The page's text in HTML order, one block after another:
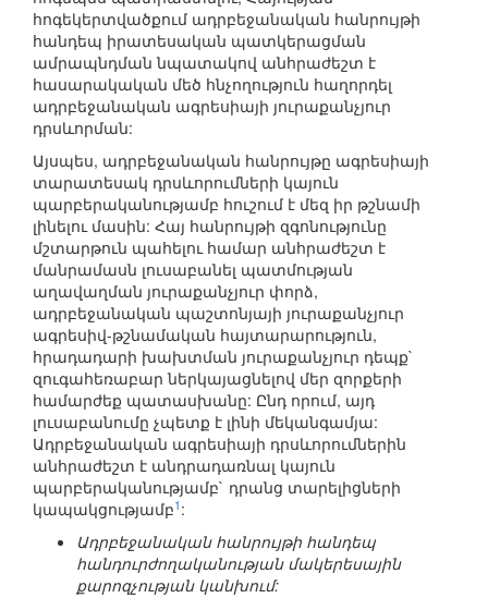
հոգեկերտվածքում ադրբեջանական հանրույթի
հանդեպ իրատեսական պատկերացման
ամրապնդման նպատակով անհրաժեշտ է
հասարակական մեծ հնչողություն հաղորդել
ադրբեջանական ագրեսիայի յուրաքանչյուր
դրսևորման:
Այսպես, ադրբեջանական հանրույթը ագրեսիայի
տարատեսակ դրսևորումների կայուն
պարբերականությամբ հուշում է մեզ իր թշնամի
լինելու մասին: Հայ հանրույթի զգոնությունը
մշտարթուն պահելու համար անհրաժեշտ է
մանրամասն լուսաբանել պատմության
աղավաղման յուրաքանչյուր փորձ,
ադրբեջանական պաշտոնյայի յուրաքանչյուր
ագրեսիվ-թշնամական հայտարարություն,
հրադադարի խախտման յուրաքանչյուր դեպք`
զուգահեռաբար ներկայացնելով մեր զորքերի
համարժեք պատասխանը: Ընդ որում, այդ
լուսաբանումը չպետք է լինի մեկանգամյա:
Ադրբեջանական ագրեսիայի դրսևորումներին
անհրաժեշտ է անդրադառնալ կայուն
պարբերականությամբ` դրանց տարելիցների
կապակցությամբ1 :
Ադրբեջանական հանրույթի հանդեպ
հանդուրժողականության մակերեսային
քարոզչության կանխում: